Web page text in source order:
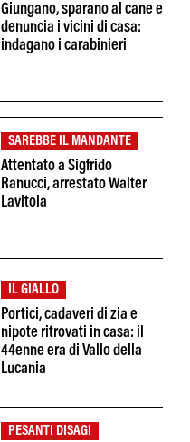
Giungano, sparano al cane e
denuncia i vicini di casa:
indagano i carabinieri
SAREBBE IL MANDANTE
Attentato a Sigfrido
Ranucci, arrestato Walter
Lavitola
IL GIALLO
Portici, cadaveri di zia e
nipote ritrovati in casa: il
44enne era di Vallo della
Lucania
PESANTI DISAGI